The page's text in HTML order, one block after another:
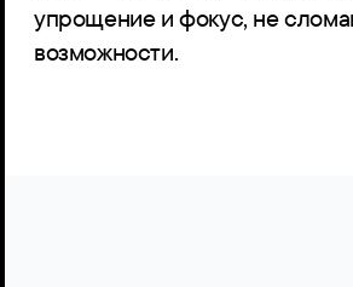
упрощение и фокус, не
возможности.